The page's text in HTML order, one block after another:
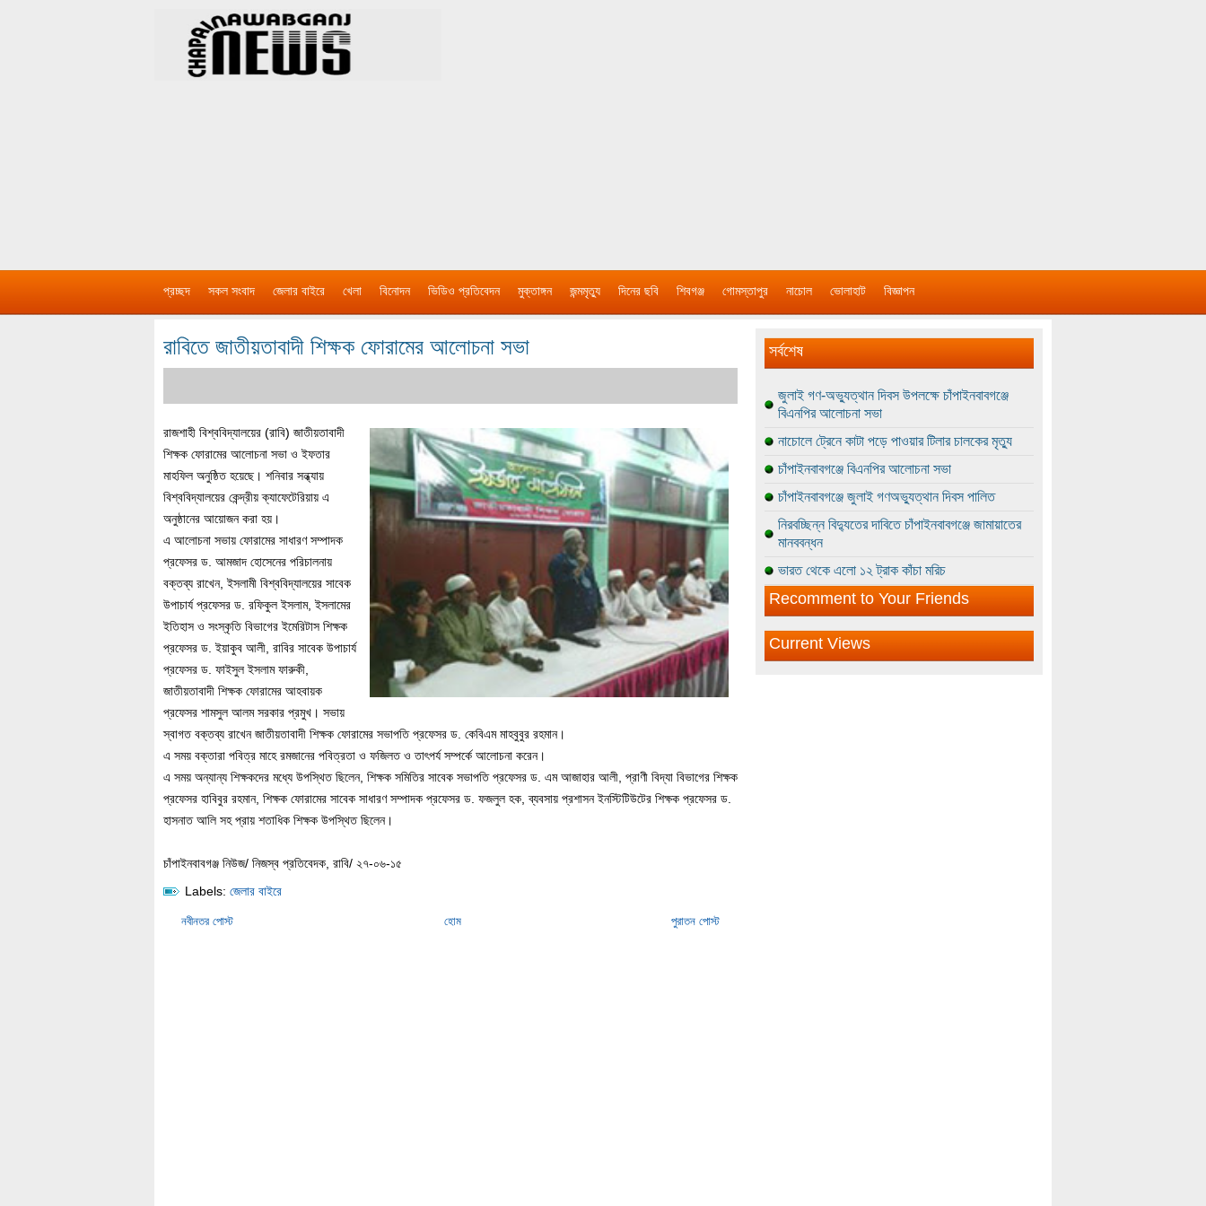
প্রচ্ছদ সকল সংবাদ জেলার বাইরে খেলা বিনোদন ভিডিও প্রতিবেদন মুক্তাঙ্গন জন্মমৃত্যু দিনের ছবি শিবগঞ্জ গোমস্তাপুর নাচোল ভোলাহাট বিজ্ঞাপন
রাবিতে জাতীয়তাবাদী শিক্ষক ফোরামের আলোচনা সভা
রাজশাহী বিশ্ববিদ্যালয়ের (রাবি) জাতীয়তাবাদী
শিক্ষক ফোরামের আলোচনা সভা ও ইফতার
মাহফিল অনুষ্ঠিত হয়েছে। শনিবার সন্ধ্যায়
বিশ্ববিদ্যালয়ের কেন্দ্রীয় ক্যাফেটেরিয়ায় এ
অনুষ্ঠানের আয়োজন করা হয়।
এ আলোচনা সভায় ফোরামের সাধারণ সম্পাদক
প্রফেসর ড. আমজাদ হোসেনের পরিচালনায়
বক্তব্য রাখেন, ইসলামী বিশ্ববিদ্যালয়ের সাবেক
উপাচার্য প্রফেসর ড. রফিকুল ইসলাম, ইসলামের
ইতিহাস ও সংস্কৃতি বিভাগের ইমেরিটাস শিক্ষক
প্রফেসর ড. ইয়াকুব আলী, রাবির সাবেক উপাচার্য
প্রফেসর ড. ফাইসুল ইসলাম ফারুকী,
জাতীয়তাবাদী শিক্ষক ফোরামের আহবায়ক
প্রফেসর শামসুল আলম সরকার প্রমুখ। সভায়
স্বাগত বক্তব্য রাখেন জাতীয়তাবাদী শিক্ষক ফোরামের সভাপতি প্রফেসর ড. কেবিএম মাহবুবুর রহমান।
এ সময় বক্তারা পবিত্র মাহে রমজানের পবিত্রতা ও ফজিলত ও তাৎপর্য সম্পর্কে আলোচনা করেন।
এ সময় অন্যান্য শিক্ষকদের মধ্যে উপস্থিত ছিলেন, শিক্ষক সমিতির সাবেক সভাপতি প্রফেসর ড. এম আজাহার আলী, প্রাণী বিদ্যা বিভাগের শিক্ষক
প্রফেসর হাবিবুর রহমান, শিক্ষক ফোরামের সাবেক সাধারণ সম্পাদক প্রফেসর ড. ফজলুল হক, ব্যবসায় প্রশাসন ইনস্টিটিউটের শিক্ষক প্রফেসর ড.
হাসনাত আলি সহ প্রায় শতাধিক শিক্ষক উপস্থিত ছিলেন।
চাঁপাইনবাবগঞ্জ নিউজ/ নিজস্ব প্রতিবেদক, রাবি/ ২৭-০৬-১৫
Labels: জেলার বাইরে
নবীনতর পোস্ট পুরাতন পোস্ট
হোম
সর্বশেষ
জুলাই গণ-অভ্যুত্থান দিবস উপলক্ষে চাঁপাইনবাবগঞ্জে
বিএনপির আলোচনা সভা
নাচোলে ট্রেনে কাটা পড়ে পাওয়ার টিলার চালকের মৃত্যু
চাঁপাইনবাবগঞ্জে বিএনপির আলোচনা সভা
চাঁপাইনবাবগঞ্জে জুলাই গণঅভ্যুত্থান দিবস পালিত
নিরবচ্ছিন্ন বিদ্যুতের দাবিতে চাঁপাইনবাবগঞ্জে জামায়াতের
মানববন্ধন
ভারত থেকে এলো ১২ ট্রাক কাঁচা মরিচ
Recomment to Your Friends
Current Views